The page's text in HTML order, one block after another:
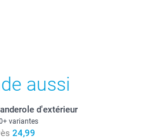
aussi
d'extérieur
variantes
24,99